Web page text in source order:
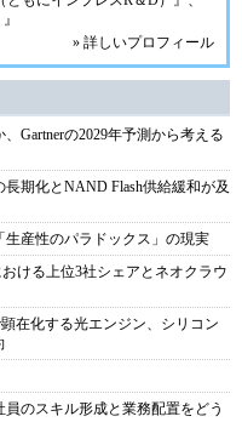
» 詳しいプロフィール
Gartnerの2029年予測から考える
期化とNAND Flash供給緩和が及
産性のパラドックス」の現実
ける上位3社シェアとネオクラウ
在化する光エンジン、シリコン
のスキル形成と業務配置をどう